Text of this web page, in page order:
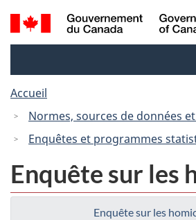
Passer
au
Passer
à
Recherche
et
Accueil
Normes, sources de données
Enquêtes et programmes
Enquête sur les
Enquête sur les